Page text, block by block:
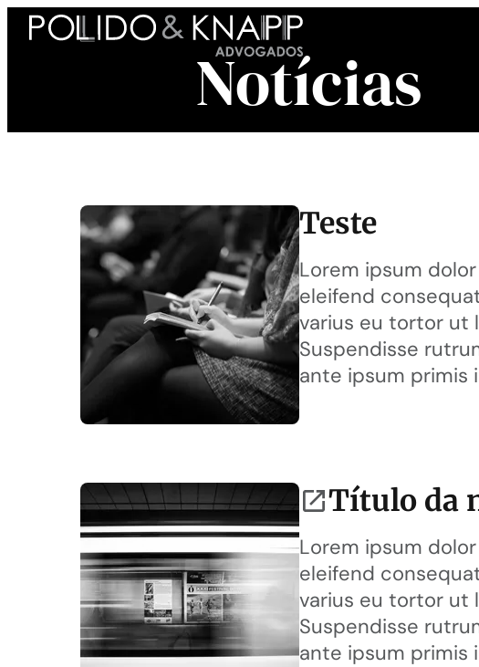
Notícias
Teste
Lorem ipsum
eleifend
varius eu tortor ut
Suspendisse
ante ipsum primis
Título da
Lorem ipsum
eleifend
varius eu tortor ut
Suspendisse
ante ipsum primis